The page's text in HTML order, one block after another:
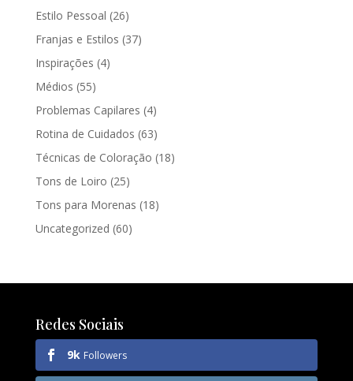
Estilo Pessoal (26)
Franjas e Estilos (37)
Inspirações (4)
Médios (55)
Problemas Capilares (4)
Rotina de Cuidados (63)
Técnicas de Coloração (18)
Tons de Loiro (25)
Tons para Morenas (18)
Uncategorized (60)
Redes Sociais
9k Followers